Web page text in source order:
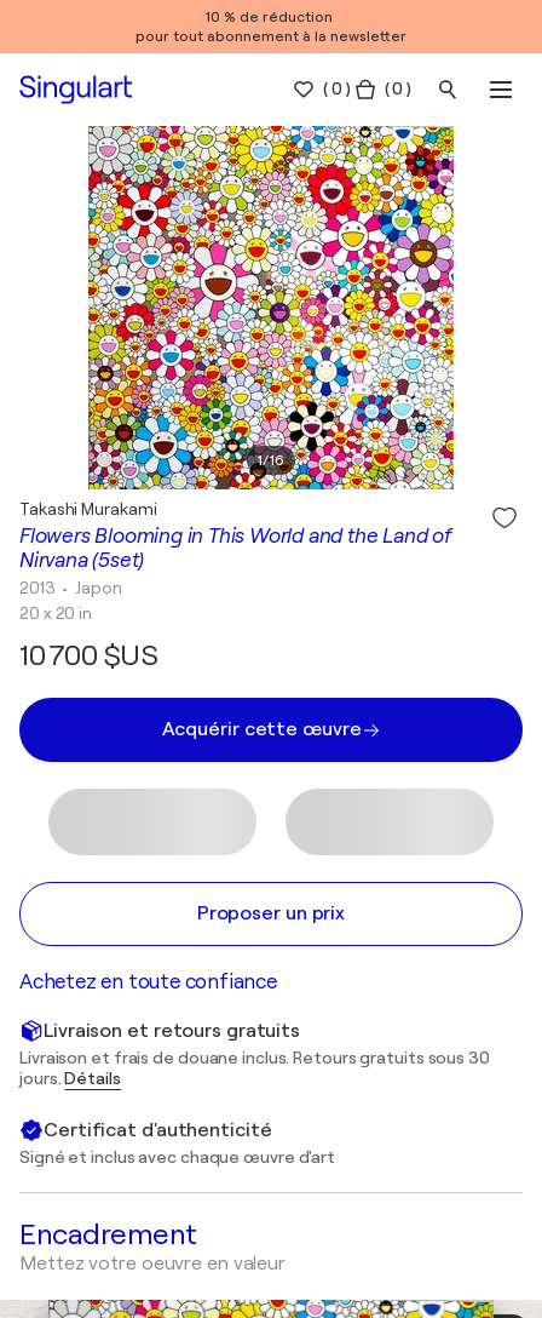
10 % de réduction
pour tout abonnement à la newsletter
(0 ) ( 0 )
1/16
Flowers Blooming in This World and the Land of
Nirvana (5set)
Takashi Murakami
2013 • Japon
20 x 20 in
10 700 $US
Acquérir cette œuvre
Proposer un prix
Achetez en toute confiance
Livraison et retours gratuits
Livraison et frais de douane inclus. Retours gratuits sous 30
jours.Détails
Certificat d'authenticité
Signé et inclus avec chaque œuvre d'art
Encadrement
Mettez votre oeuvre en valeur